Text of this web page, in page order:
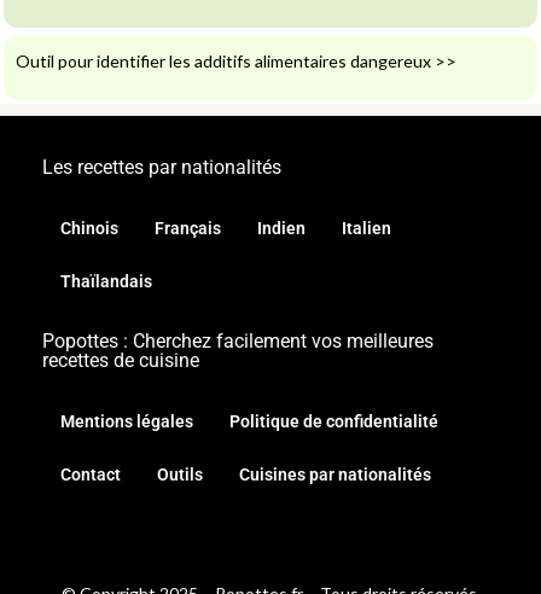
Outil pour identifier les additifs alimentaires dangereux >>
Les recettes par nationalités
Chinois Français Indien Italien
Thaïlandais
Popottes : Cherchez facilement vos meilleures
recettes de cuisine
Mentions légales Politique de confidentialité
Contact Outils Cuisines par nationalités